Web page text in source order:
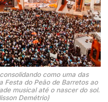
como uma das
Festa do Peão de Barretos ao
musical até o nascer do sol.
Demétrio)